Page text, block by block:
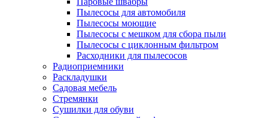
Пылесосы для автомобиля
Пылесосы моющие
Пылесосы с мешком для сбора пыли
Пылесосы с циклонным фильтром
Расходники для пылесосов
Радиоприемники
Раскладушки
Садовая мебель
Стремянки
Сушилки для обуви